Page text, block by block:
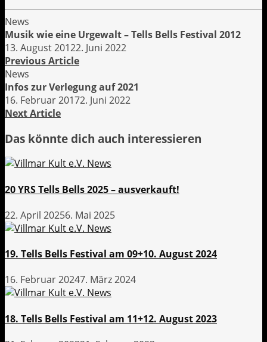
News
Musik wie eine Urgewalt – Tells Bells Festival 2012
13. August 20122. Juni 2022
Previous Article
News
Infos zur Verlegung auf 2021
16. Februar 20172. Juni 2022
Next Article
Das könnte dich auch interessieren
20 YRS Tells Bells 2025 – ausverkauft!
22. April 20256. Mai 2025
19. Tells Bells Festival am 09+10. August 2024
16. Februar 20247. März 2024
18. Tells Bells Festival am 11+12. August 2023